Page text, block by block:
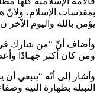
بمقدسات الإسلام،
يؤمن بالله واليوم
وأضاف أنّ “من شارك في
ومن كان أكثر جهـادًا
وأشار إلى أنّه “ينبغي
النبيلة بطهارة النية